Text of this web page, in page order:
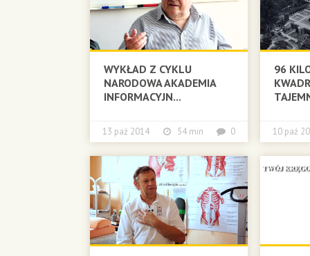
WYKŁAD Z CYKLU
NARODOWA AKADEMIA
INFORMACYJN...
13 paź 2014 54 min 0
96
10 paź